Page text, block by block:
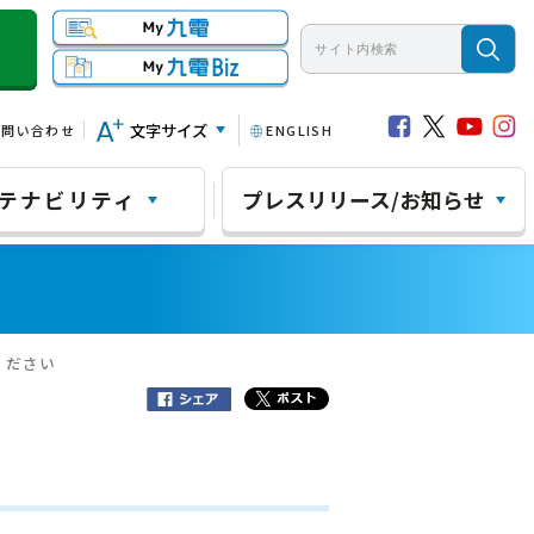
い合わせ 文字サイズ ENGLISH
ナビリティ プレスリリース/お知らせ
さい